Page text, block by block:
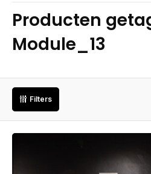
Producten
Module_13
Filters